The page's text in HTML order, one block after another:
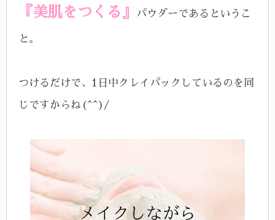
『美肌をつくる』 パウダーであるというこ
と。
つけるだけで、1日中クレイパックしているのを同
じですからね(^^)/